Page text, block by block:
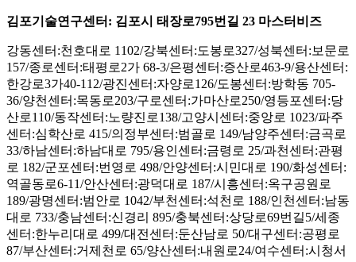
김포기술연구센터: 김포시 태장로795번길 23 마스터비즈
강동센터:천호대로 1102/강북센터:도봉로327/성북센터:보문로
157/종로센터:태평로2가 68-3/은평센터:증산로463-9/용산센터:
한강로3가40-112/광진센터:자양로126/도봉센터:방학동 705-
36/양천센터:목동로203/구로센터:가마산로250/영등포센터:당
산로110/동작센터:노량진로138/고양시센터:중앙로 1023/파주
센터:심학산로 415/의정부센터:범골로 149/남양주센터:금곡로
33/하남센터:하남대로 795/용인센터:금령로 25/과천센터:관평
로 182/군포센터:번영로 498/안양센터:시민대로 190/화성센터:
역골동로6-11/안산센터:광덕대로 187/시흥센터:옥구공원로
189/광명센터:범안로 1042/부천센터:석천로 188/인천센터:남동
대로 733/충남센터:신경리 895/충북센터:상당로69번길5/세종
센터:한누리대로 499/대전센터:둔산남로 50/대구센터:공평로
87/부산센터:거제천로 65/양산센터:내원로24/여수센터:시청서